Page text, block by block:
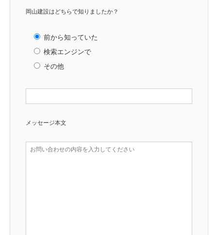
岡山建設はどちらで知りましたか？
前から知っていた
検索エンジンで
その他
メッセージ本文